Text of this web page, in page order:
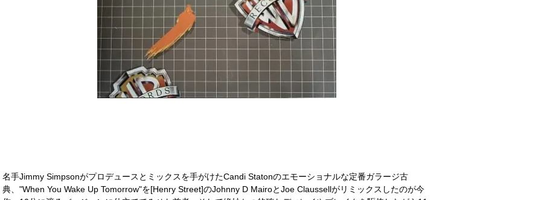
名手Jimmy Simpsonがプロデュースとミックスを手がけたCandi Statonのエモーショナルな定番ガラージ古
典、"When You Wake Up Tomorrow"を[Henry Street]のJohnny D MairoとJoe Claussellがリミックスしたのが今